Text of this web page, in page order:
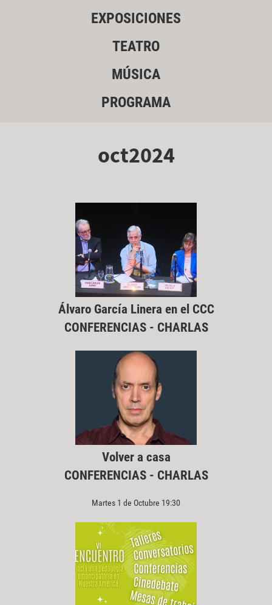
EXPOSICIONES
TEATRO
MÚSICA
PROGRAMA
oct2024
Álvaro García Linera en el CCC
CONFERENCIAS - CHARLAS
Volver a casa
CONFERENCIAS - CHARLAS
Martes 1 de Octubre 19:30